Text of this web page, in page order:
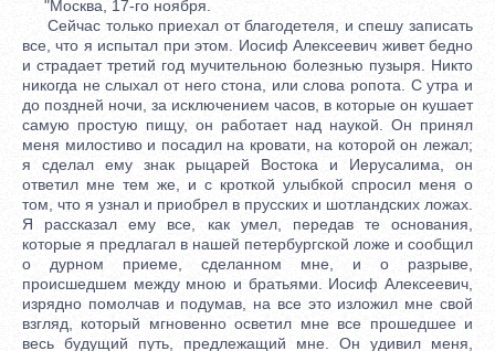
"Москва, 17-го ноября.
Сейчас только приехал от благодетеля, и спешу записать
все, что я испытал при этом. Иосиф Алексеевич живет бедно
и страдает третий год мучительною болезнью пузыря. Никто
никогда не слыхал от него стона, или слова ропота. С утра и
до поздней ночи, за исключением часов, в которые он кушает
самую простую пищу, он работает над наукой. Он принял
меня милостиво и посадил на кровати, на которой он лежал;
я сделал ему знак рыцарей Востока и Иерусалима, он
ответил мне тем же, и с кроткой улыбкой спросил меня о
том, что я узнал и приобрел в прусских и шотландских ложах.
Я рассказал ему все, как умел, передав те основания,
которые я предлагал в нашей петербургской ложе и сообщил
о дурном приеме, сделанном мне, и о разрыве,
происшедшем между мною и братьями. Иосиф Алексеевич,
изрядно помолчав и подумав, на все это изложил мне свой
взгляд, который мгновенно осветил мне все прошедшее и
весь будущий путь, предлежащий мне. Он удивил меня,